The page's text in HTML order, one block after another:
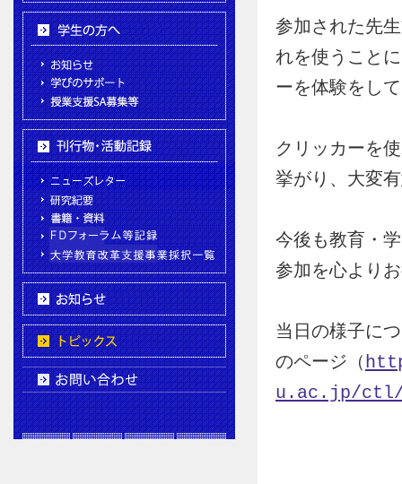
参加された先
れを使うこと
ーを体験をし
クリッカーを
挙がり、大変
今後も教育・
参加を心より
当日の様子に
のページ（
u.ac.jp/